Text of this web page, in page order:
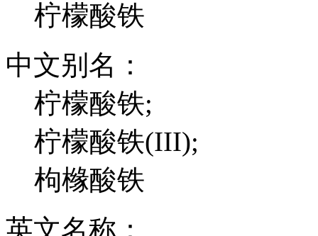
柠檬酸铁
中文别名：
柠檬酸铁;
柠檬酸铁(III);
枸橼酸铁
英文名称：